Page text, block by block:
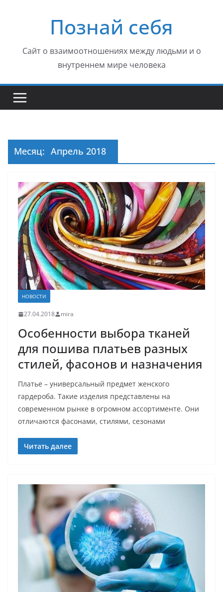
содержимомуПознай себя
Сайт о взаимоотношениях между людьми и о
внутреннем мире человека
Месяц: Апрель 2018
НОВОСТИ
27.04.2018 mira
Особенности выбора тканей
для пошива платьев разных
стилей, фасонов и назначения
Платье – универсальный предмет женского
гардероба. Такие изделия представлены на
современном рынке в огромном ассортименте. Они
отличаются фасонами, стилями, сезонами
Читать далее